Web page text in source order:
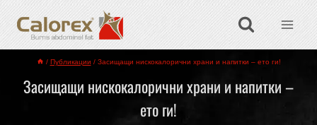
/ Публикации / Засищащи нискокалорични храни и напитки – ето ги!
Засищащи нискокалорични храни и напитки –
ето ги!